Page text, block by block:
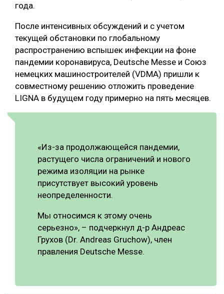
ЛОГИСТИКА
ПРОИЗВОДСТВО ДРЕВЕСНЫХ ПЛИТ
ЦБП
ЛЕСОПИЛЕНИЕ
БЕЗОПАСНОЕ ПРОИЗВОДСТВО
СОРТИРОВКА ДРЕВЕСИНЫ
СУШКА ДРЕВЕСИНЫ
года.
После интенсивных обсуждений и с учетом
текущей обстановки по глобальному
распространению вспышек инфекции на фоне
пандемии коронавируса, Deutsche Messe и Союз
немецких машиностроителей (VDMA) пришли к
совместному решению отложить проведение
LIGNA в будущем году примерно на пять месяцев.
«Из-за продолжающейся пандемии,
растущего числа ограничений и нового
режима изоляции на рынке
присутствует высокий уровень
неопределенности.
Мы относимся к этому очень
серьезно», – подчеркнул д-р Андреас
Грухов (Dr. Andreas Gruchow), член
правления Deutsche Messe.